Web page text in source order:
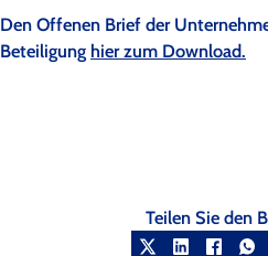
Den Offenen Brief der
Beteiligung hier zum Download.
Teilen Sie den